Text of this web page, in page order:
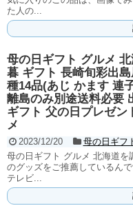
た人の...
母の日ギフト グルメ
暮 ギフト 長崎旬彩出
種14品(あじ かます 連
離島のみ別途送料必要
ギフト 父の日プレゼン
メ
2023/12/20
母の日ギフ
母の日ギフト グルメ 北海道を
のグッズをご推薦しているん
テレビ...